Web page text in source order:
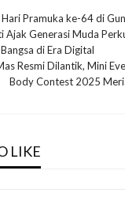
Pramuka ke-64 di
Ajak Generasi Muda
di Era Digital
Resmi Dilantik, Mini
Body Contest 2025
LIKE